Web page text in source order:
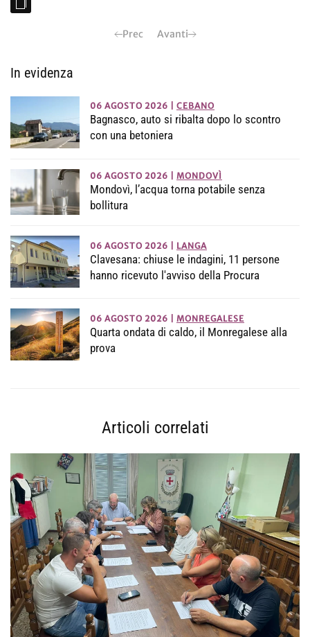
Prec Avanti
In evidenza
06 AGOSTO 2026 CEBANO
Bagnasco, auto si ribalta dopo lo scontro
con una betoniera
06 AGOSTO 2026 MONDOVÌ
Mondovì, l’acqua torna potabile senza
bollitura
06 AGOSTO 2026 LANGA
Clavesana: chiuse le indagini, 11 persone
hanno ricevuto l'avviso della Procura
06 AGOSTO 2026 MONREGALESE
Quarta ondata di caldo, il Monregalese alla
prova
Articoli correlati